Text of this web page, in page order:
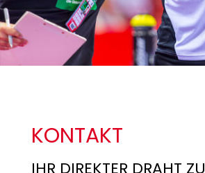
KONTAKT
IHR DIREKTER DRAHT